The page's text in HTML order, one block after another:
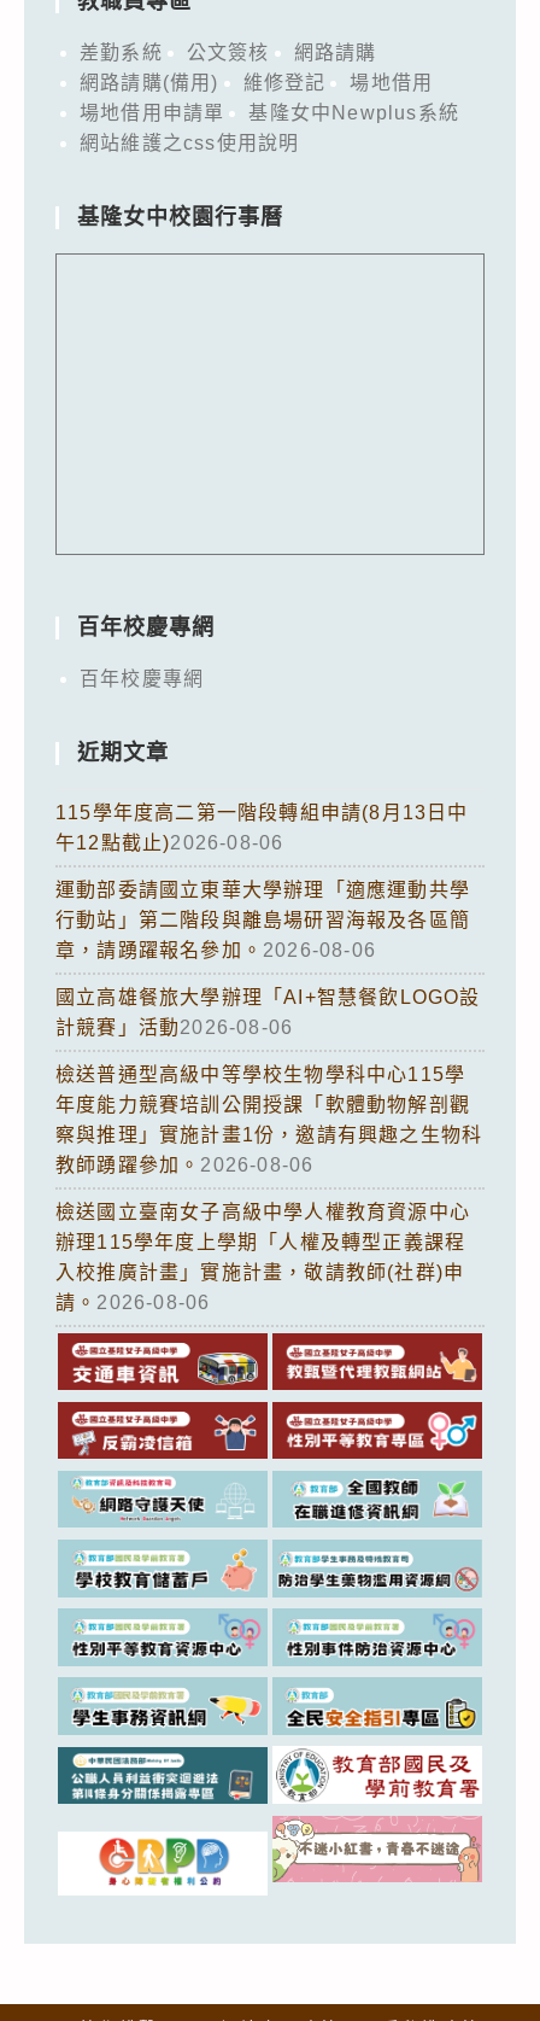
差勤系統 公文簽核
網路請購
網路請購(備用)
維修登記
場地借用
場地借用申請單
基隆女中Newplus系統
網站維護之css使用說明
基隆女中校園行事曆
百年校慶專網
百年校慶專網
近期文章
115學年度高二第一階段轉組申請(8月13日中
午12點截止)2026-08-06
運動部委請國立東華大學辦理「適應運動共學
行動站」第二階段與離島場研習海報及各區簡
章，請踴躍報名參加。 2026-08-06
國立高雄餐旅大學辦理「AI+智慧餐飲LOGO設
計競賽」活動2026-08-06
檢送普通型高級中等學校生物學科中心115學
年度能力競賽培訓公開授課「軟體動物解剖觀
察與推理」實施計畫1份，邀請有興趣之生物科
教師踴躍參加。 2026-08-06
檢送國立臺南女子高級中學人權教育資源中心
辦理115學年度上學期「人權及轉型正義課程
入校推廣計畫」實施計畫，敬請教師(社群)申
請。 2026-08-06